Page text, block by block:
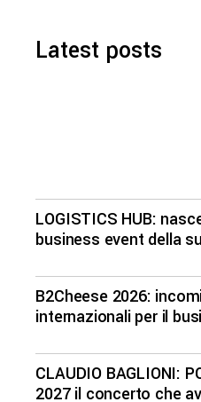
Latest posts
LOGISTICS HUB:
business event della
B2Cheese 2026:
internazionali per il
CLAUDIO BAGLIONI:
2027 il concerto che